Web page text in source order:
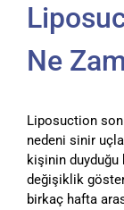
Ne
Liposuction
nedeni sinir
kişinin duyduğu
değişiklik
birkaç hafta